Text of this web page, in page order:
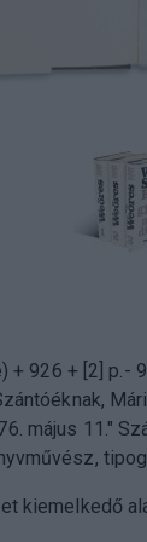
+ 926 + [2] p.-
május 11."
kiemelkedő